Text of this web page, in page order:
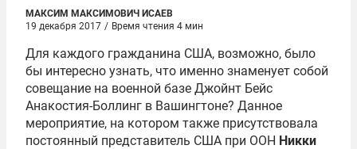
МАКСИМ МАКСИМОВИЧ ИСАЕВ
19 декабря 2017 / Время чтения 4 мин
Для каждого гражданина США, возможно, было
бы интересно узнать, что именно знаменует собой
совещание на военной базе Джойнт Бейс
Анакостия-Боллинг в Вашингтоне? Данное
мероприятие, на котором также присутствовала
постоянный представитель США при ООН Никки